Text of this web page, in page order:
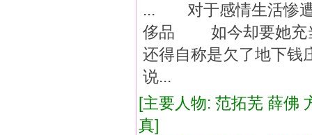
... 对于感情生活惨
侈品 如今却要她
还得自称是欠了地下
说...
[主要人物: 范拓芜 薛
真]